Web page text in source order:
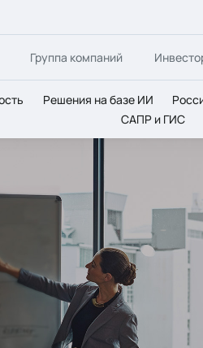
Группа компаний
Решения на базе ИИ
САПР и ГИС